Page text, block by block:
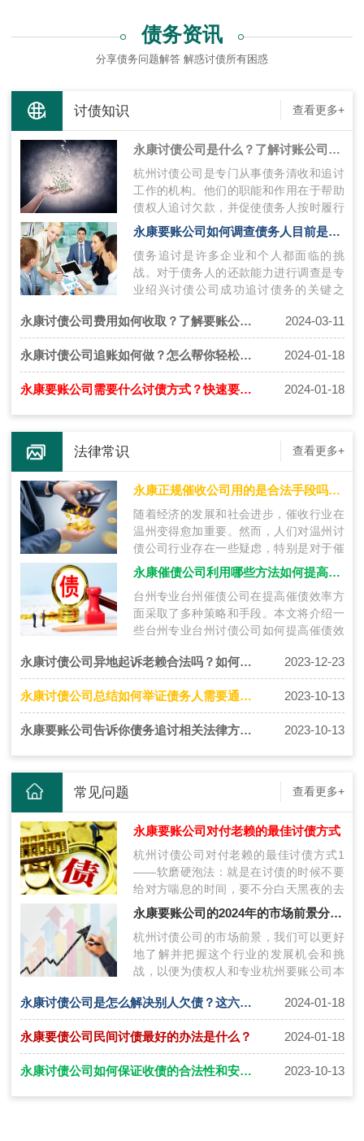
债务资讯
分享债务问题解答 解惑讨债所有困惑
讨债知识 查看更多+
永康讨债公司是什么？了解讨账公司的职能和作用
杭州讨债公司是专门从事债务清收和追讨
工作的机构。他们的职能和作用在于帮助
债权人追讨欠款，并促使债务人按时履行
还款义务。杭州讨债公司拥有丰富的经验
和…
永康要账公司如何调查债务人目前是否有还款能力
债务追讨是许多企业和个人都面临的挑
战。对于债务人的还款能力进行调查是专
业绍兴讨债公司成功追讨债务的关键之
查债务…
永康讨债公司费用如何收取？了解要账公司的收费方式 2024-03-11
永康讨债公司追账如何做？怎么帮你轻松讨债？ 2024-01-18
永康要账公司需要什么讨债方式？快速要账秘籍推荐 2024-01-18
法律常识 查看更多+
永康正规催收公司用的是合法手段吗？都有哪些呢？
随着经济的发展和社会进步，催收行业在
温州变得愈加重要。然而，人们对温州讨
债公司行业存在一些疑虑，特别是对于催
收机构是否使用合法手段的关注。本文将
探…
永康催债公司利用哪些方法如何提高催债效率
台州专业台州催债公司在提高催债效率方
面采取了多种策略和手段。本文将介绍一
些台州专业台州讨债公司如何提高催债效
司…
永康讨债公司异地起诉老赖合法吗？如何异地合法追债 2023-12-23
永康讨债公司总结如何举证债务人需要通过哪些途径？ 2023-10-13
永康要账公司告诉你债务追讨相关法律方式有哪些？ 2023-10-13
常见问题 查看更多+
永康要账公司对付老赖的最佳讨债方式
杭州讨债公司对付老赖的最佳讨债方式1
——软磨硬泡法：就是在讨债的时候不要
给对方喘息的时间，要不分白天黑夜的去
讨要债务，在讨要债务的时候不要态度太
过…
永康要账公司的2024年的市场前景分析介绍
杭州讨债公司的市场前景，我们可以更好
地了解并把握这个行业的发展机会和挑
战，以便为债权人和专业杭州要账公司本
析是…
永康讨债公司是怎么解决别人欠债？这六种方式需要了解！ 2024-01-18
永康要债公司民间讨债最好的办法是什么？ 2024-01-18
永康讨债公司如何保证收债的合法性和安全性 2023-10-13